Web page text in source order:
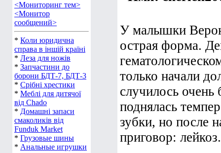
<Мониторинг тем>
<Монитор
сообщений>
* Коли юридична
справа в іншій країні
* Леза для ножів
* Запчастини до
борони БДТ-7, БДТ-3
* Срібні хрестики
* Меблі для дитячої
від Chado
* Домашні запаси
смаколиків від
Funduk Market
* Грузовые шины
* Анальные игрушки
У малышки
острая форма.
только начали
случилось
поднялась
зубки, но после
приговор: лейкоз.